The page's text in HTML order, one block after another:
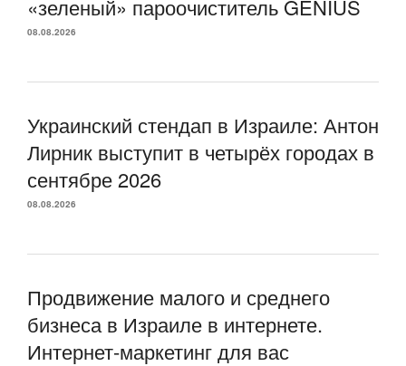
«зеленый» пароочиститель GENIUS
08.08.2026
Украинский стендап в Израиле: Антон
Лирник выступит в четырёх городах в
сентябре 2026
08.08.2026
Продвижение малого и среднего
бизнеса в Израиле в интернете.
Интернет-маркетинг для вас